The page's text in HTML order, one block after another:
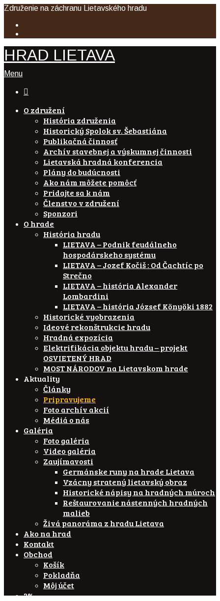
Združenie na záchranu Lietavského hradu
HRAD LIETAVA
Menu

O združení
História združenia
Historický Spolok sv. Šebastiána
Publikačná činnosť
Archív stavebnej a výskumnej činnosti
Lietavská hradná konferencia
Plány do budúcnosti
Ako nám môžete pomôcť
Pridajte sa k nám
Členstvo v združení
Sponzori
O hrade
História hradu
LIETAVA – Podnik feudálneho
hospodárskeho systému
LIETAVA – Jozef Kočiš : Od Čachtíc po
Strečno
LIETAVA – história Alexander
Lombardini
LIETAVA – história József Könyöki 1882
Historické vyobrazenia
Ideové rekonštrukcie hradu
Hradná expozícia
Elektrifikácia objektu hradu – projekt
OSVIETENÝ HRAD
MOST NÁRODOV na Lietavskom hrade
Aktuality
Články
Pripravujeme
Foto archív akcií
Médiá o nás
Galéria
Foto galéria
Video galéria
Zaujímavosti
Germánske runy na hrade Lietava
Vzácny stratený lietavský obraz
Historické nápisy na hradných múroch
Reštaurovanie nástenných hradných
malieb
Živá panoráma z hradu Lietava
Ako na hrad
Kontakt
Obchod
Košík
Pokladňa
Môj účet
2%